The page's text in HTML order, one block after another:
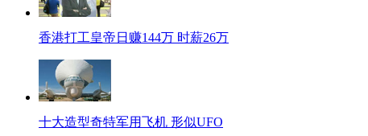
香港打工皇帝日赚144万 时薪26万
十大造型奇特军用飞机 形似UFO